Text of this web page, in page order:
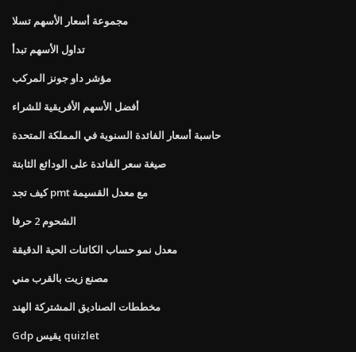
مجموعة أسعار الأسهم تسلا
تداول الأسهم تبدأ
مؤشر داو جونز المركب
أفضل الأسهم الأفريقية للشراء
حاسبة أسعار الفائدة السنوية في المملكة المتحدة
صيغة سعر الفائدة على الودائع الثابتة
كيف تجد pmt مع معدل القسيمة
الشحوم 2 حرفا
معدل نمو حساب الكائنات الحية الدقيقة
مصنع زيت بالقرب مني
مخططات الصناديق المشتركة الهند
Gdp يقيس quizlet